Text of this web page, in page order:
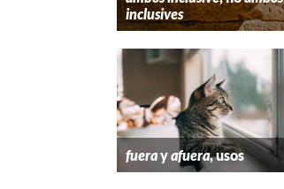
inclusives
fuerayafuera, usos